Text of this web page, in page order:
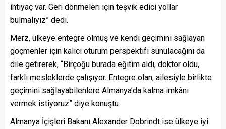
ihtiyaç var. Geri dönmeleri için teşvik edici yollar
bulmalıyız” dedi.
Merz, ülkeye entegre olmuş ve kendi geçimini sağlayan
göçmenler için kalıcı oturum perspektifi sunulacağını da
dile getirerek, “Birçoğu burada eğitim aldı, doktor oldu,
farklı mesleklerde çalışıyor. Entegre olan, ailesiyle birlikte
geçimini sağlayabilenlere Almanya’da kalma imkânı
vermek istiyoruz” diye konuştu.
Almanya İçişleri Bakanı Alexander Dobrindt ise ülkeye iyi